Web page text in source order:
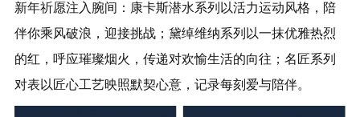
新年祈愿注入腕间：康卡斯潜水系列以活力运动风格，陪
伴你乘风破浪，迎接挑战；黛绰维纳系列以一抹优雅热烈
的红，呼应璀璨烟火，传递对欢愉生活的向往；名匠系列
对表以匠心工艺映照默契心意，记录每刻爱与陪伴。